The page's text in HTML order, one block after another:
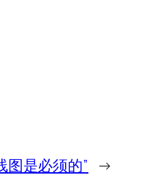
图是必须的” →